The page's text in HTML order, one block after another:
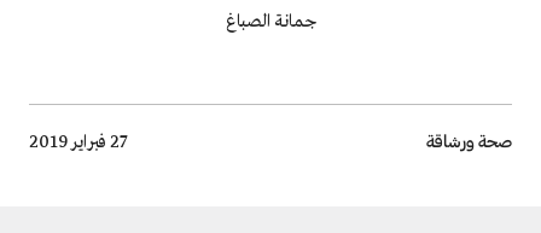
جمانة الصباغ
Breadcrumb
صحة ورشاقة